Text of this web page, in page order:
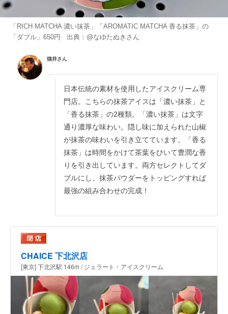
「RICH MATCHA 濃い抹茶」「AROMATIC MATCHA 香る抹茶」の
「ダブル」650円 出典： @なゆたぬき さん
猫井さん
日本伝統の素材を使用したアイスクリーム専
門店。こちらの抹茶アイスは「濃い抹茶」と
「香る抹茶」の2種類。「濃い抹茶」は文字
通り濃厚な味わい。隠し味に加えられた山椒
が抹茶の味わいを引き立てています。「香る
抹茶」は時間をかけて茶葉をひいて豊潤な香
りを引き出しています。両方セレクトしてダ
ブルにし、抹茶パウダーをトッピングすれば
最強の組み合わせの完成！
CHAICE 下北沢店
[東京] 下北沢駅 146m / ジェラート・アイスクリーム